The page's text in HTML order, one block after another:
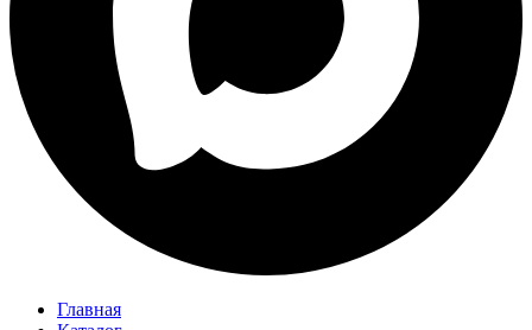
Главная